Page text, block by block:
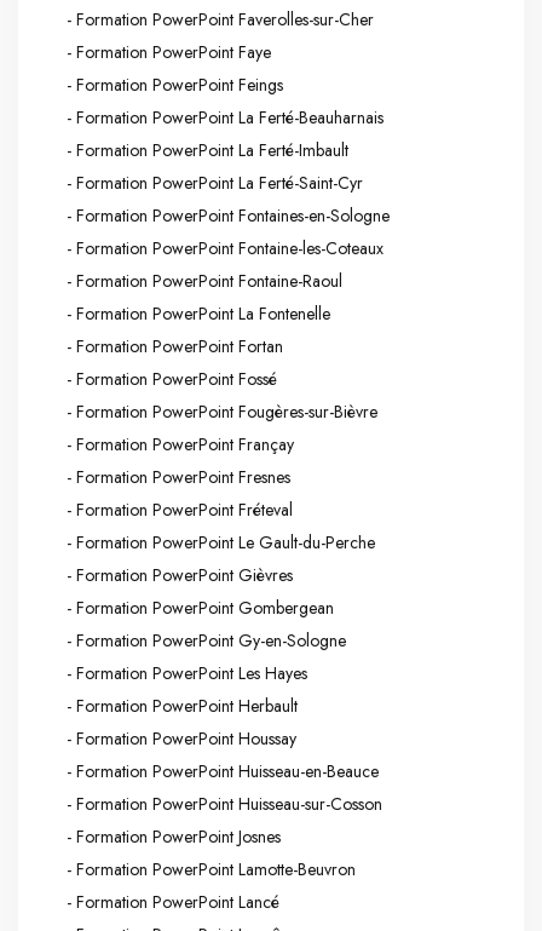
- Formation PowerPoint Faverolles-sur-Cher
- Formation PowerPoint Faye
- Formation PowerPoint Feings
- Formation PowerPoint La Ferté-Beauharnais
- Formation PowerPoint La Ferté-Imbault
- Formation PowerPoint La Ferté-Saint-Cyr
- Formation PowerPoint Fontaines-en-Sologne
- Formation PowerPoint Fontaine-les-Coteaux
- Formation PowerPoint Fontaine-Raoul
- Formation PowerPoint La Fontenelle
- Formation PowerPoint Fortan
- Formation PowerPoint Fossé
- Formation PowerPoint Fougères-sur-Bièvre
- Formation PowerPoint Françay
- Formation PowerPoint Fresnes
- Formation PowerPoint Fréteval
- Formation PowerPoint Le Gault-du-Perche
- Formation PowerPoint Gièvres
- Formation PowerPoint Gombergean
- Formation PowerPoint Gy-en-Sologne
- Formation PowerPoint Les Hayes
- Formation PowerPoint Herbault
- Formation PowerPoint Houssay
- Formation PowerPoint Huisseau-en-Beauce
- Formation PowerPoint Huisseau-sur-Cosson
- Formation PowerPoint Josnes
- Formation PowerPoint Lamotte-Beuvron
- Formation PowerPoint Lancé